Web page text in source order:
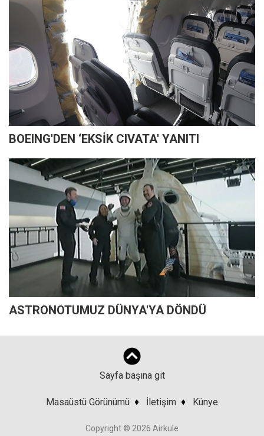
BOEING'DEN ‘EKSİK CIVATA' YANITI
ASTRONOTUMUZ DÜNYA'YA DÖNDÜ
Sayfa başına git
Masaüstü Görünümü ♦ İletişim ♦ Künye
Copyright © 2026 Airkule